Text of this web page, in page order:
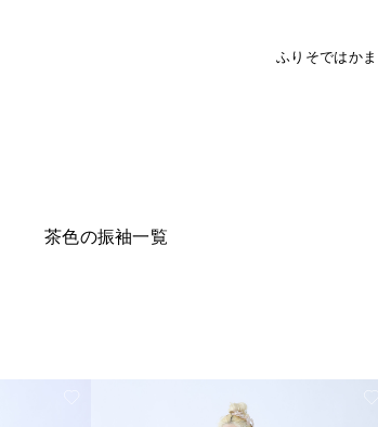
ふりそではかま
茶色の振袖一覧